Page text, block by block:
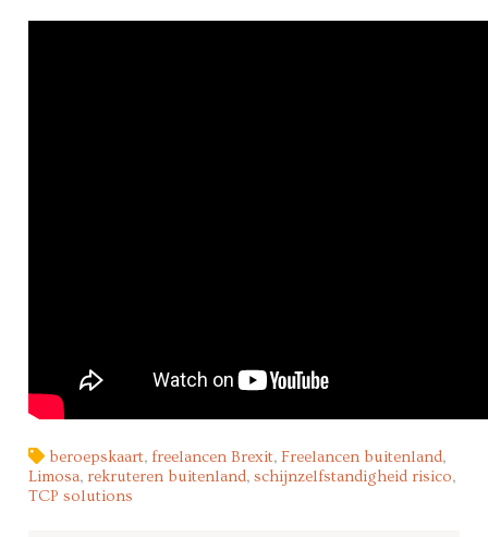
beroepskaart, freelancen Brexit,Freelancen buitenland,
Limosa,rekruteren buitenland,schijnzelfstandigheid risico,
TCP solutions